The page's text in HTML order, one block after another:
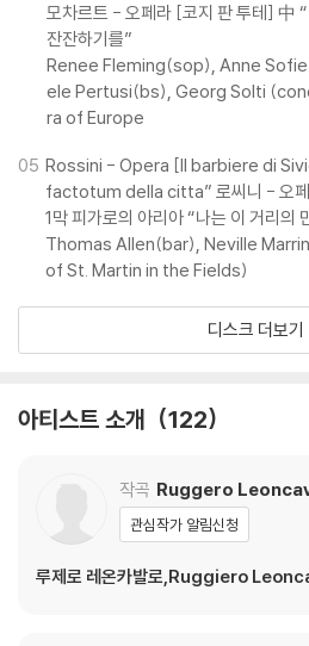
모차르트 - 오페라 [코지 판 투테] 中
잔잔하기를”
Renee Fleming(sop), Anne
ele Pertusi(bs), Georg Solti
ra of Europe
05 Rossini - Opera [Il barbiere di
factotum della citta” 로씨니 - 오페
1막 피가로의 아리아 “나는 이 거리의
Thomas Allen(bar), Neville
of St. Martin in the Fields)
디스크 더보기
아티스트 소개 122
작곡 Ruggero
관심작가 알림신청
루제로 레온카발로,Ruggiero